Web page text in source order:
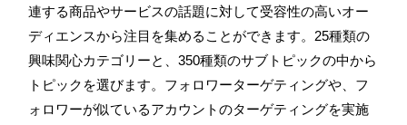
連する商品やサービスの話題に対して受容性の高いオー
ディエンスから注目を集めることができます。25種類の
興味関心カテゴリーと、350種類のサブトピックの中から
トピックを選びます。フォロワーターゲティングや、フ
ォロワーが似ているアカウントのターゲティングを実施